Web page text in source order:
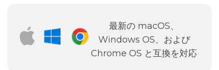
最新の macOS、
Windows OS、および
Chrome OS と互換を対応